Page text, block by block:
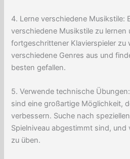
4. Lerne verschiedene Musikstile:
verschiedene Musikstile zu lernen
fortgeschrittener Klavierspieler zu
verschiedene Genres aus und
besten gefallen.
5. Verwende technische
sind eine großartige Möglichkeit,
verbessern. Suche nach
Spielniveau abgestimmt sind, und
zu üben.